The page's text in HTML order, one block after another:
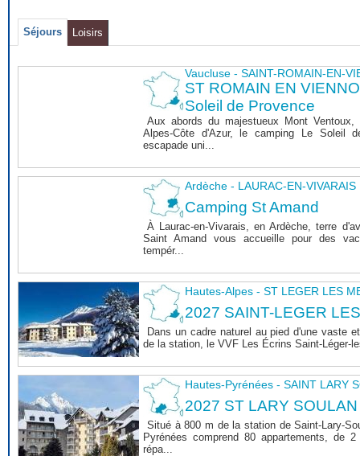
Séjours Loisirs
Vaucluse - SAINT-ROMAIN-EN-
ST ROMAIN EN
Soleil de Provence
Aux abords du majestueux Mont
Alpes-Côte d'Azur, le camping Le Soleil
escapade uni...
Ardèche - LAURAC-EN-VIVARAIS
Camping St Amand
À Laurac-en-Vivarais, en Ardèche, terre
Saint Amand vous accueille pour des
tempér...
Hautes-Alpes - ST LEGER LES
2027 SAINT-LEGER
Dans un cadre naturel au pied d'une vaste
de la station, le VVF Les Écrins Saint-Léger-
Hautes-Pyrénées - SAINT LARY
2027 ST LARY SOULAN
Situé à 800 m de la station de Saint-Lary-
Pyrénées comprend 80 appartements, de
répa...